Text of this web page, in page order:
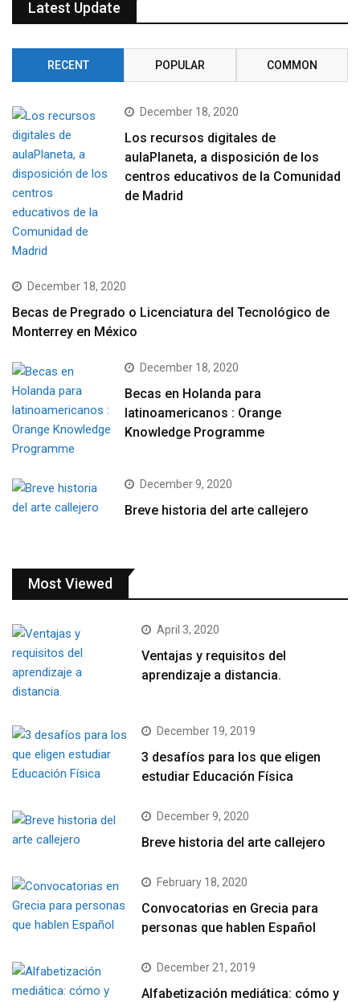
Latest Update
RECENT POPULAR COMMON
December 18, 2020
Los recursos digitales de
aulaPlaneta, a disposición de los
centros educativos de la Comunidad
de Madrid
December 18, 2020
Becas de Pregrado o Licenciatura del Tecnológico de
Monterrey en México
December 18, 2020
Becas en Holanda para
latinoamericanos : Orange
Knowledge Programme
December 9, 2020
Breve historia del arte callejero
Most Viewed
April 3, 2020
Ventajas y requisitos del
aprendizaje a distancia.
December 19, 2019
3 desafíos para los que eligen
estudiar Educación Física
December 9, 2020
Breve historia del arte callejero
February 18, 2020
Convocatorias en Grecia para
personas que hablen Español
December 21, 2019
Alfabetización mediática: cómo y